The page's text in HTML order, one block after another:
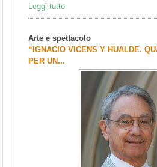
Leggi tutto
Arte e spettacolo
“IGNACIO VICENS Y HUALDE.
PER UN...